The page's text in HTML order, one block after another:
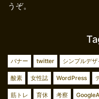
うぞ。
バナー twitter シンプルデザ
酸素 女性誌 WordPress
筋トレ 育休 考察